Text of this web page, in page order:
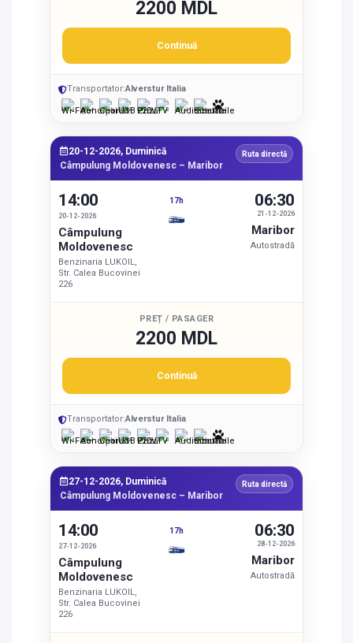
2200 MDL
Continuă
Transportator:Alverstur Italia
20-12-2026, Duminică
Câmpulung Moldovenesc – Maribor
Ruta directă
14:00
20-12-2026
Câmpulung
Moldovenesc
Benzinaria LUKOIL,
Str. Calea Bucovinei
226
17h
21-12-2026
06:30
Maribor
Autostradă
PREȚ / PASAGER
2200 MDL
Continuă
Transportator:Alverstur Italia
27-12-2026, Duminică
Câmpulung Moldovenesc – Maribor
Ruta directă
14:00
27-12-2026
Câmpulung
Moldovenesc
Benzinaria LUKOIL,
Str. Calea Bucovinei
226
17h
28-12-2026
06:30
Maribor
Autostradă